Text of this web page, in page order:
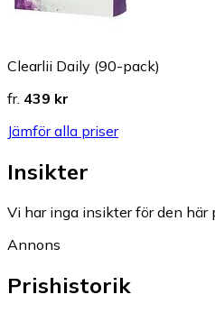
Clearlii Daily (90-pack)
fr. 439 kr
Jämför alla priser
Insikter
Vi har inga insikter för den här
Annons
Prishistorik